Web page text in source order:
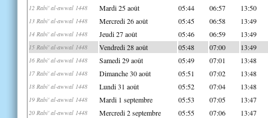
12 Rabi' al-awwal 1448 Mardi 25 août 05:44 06:57 13:50
13 Rabi' al-awwal 1448 Mercredi 26 août 05:45 06:58 13:49
14 Rabi' al-awwal 1448 Jeudi 27 août 05:46 06:59 13:49
15 Rabi' al-awwal 1448 Vendredi 28 août 05:48 07:00 13:49
16 Rabi' al-awwal 1448 Samedi 29 août 05:49 07:01 13:48
17 Rabi' al-awwal 1448 Dimanche 30 août 05:51 07:02 13:48
18 Rabi' al-awwal 1448 Lundi 31 août 05:52 07:04 13:48
19 Rabi' al-awwal 1448 Mardi 1 septembre 05:53 07:05 13:47
20 Rabi' al-awwal 1448 Mercredi 2 septembre 05:55 07:06 13:47